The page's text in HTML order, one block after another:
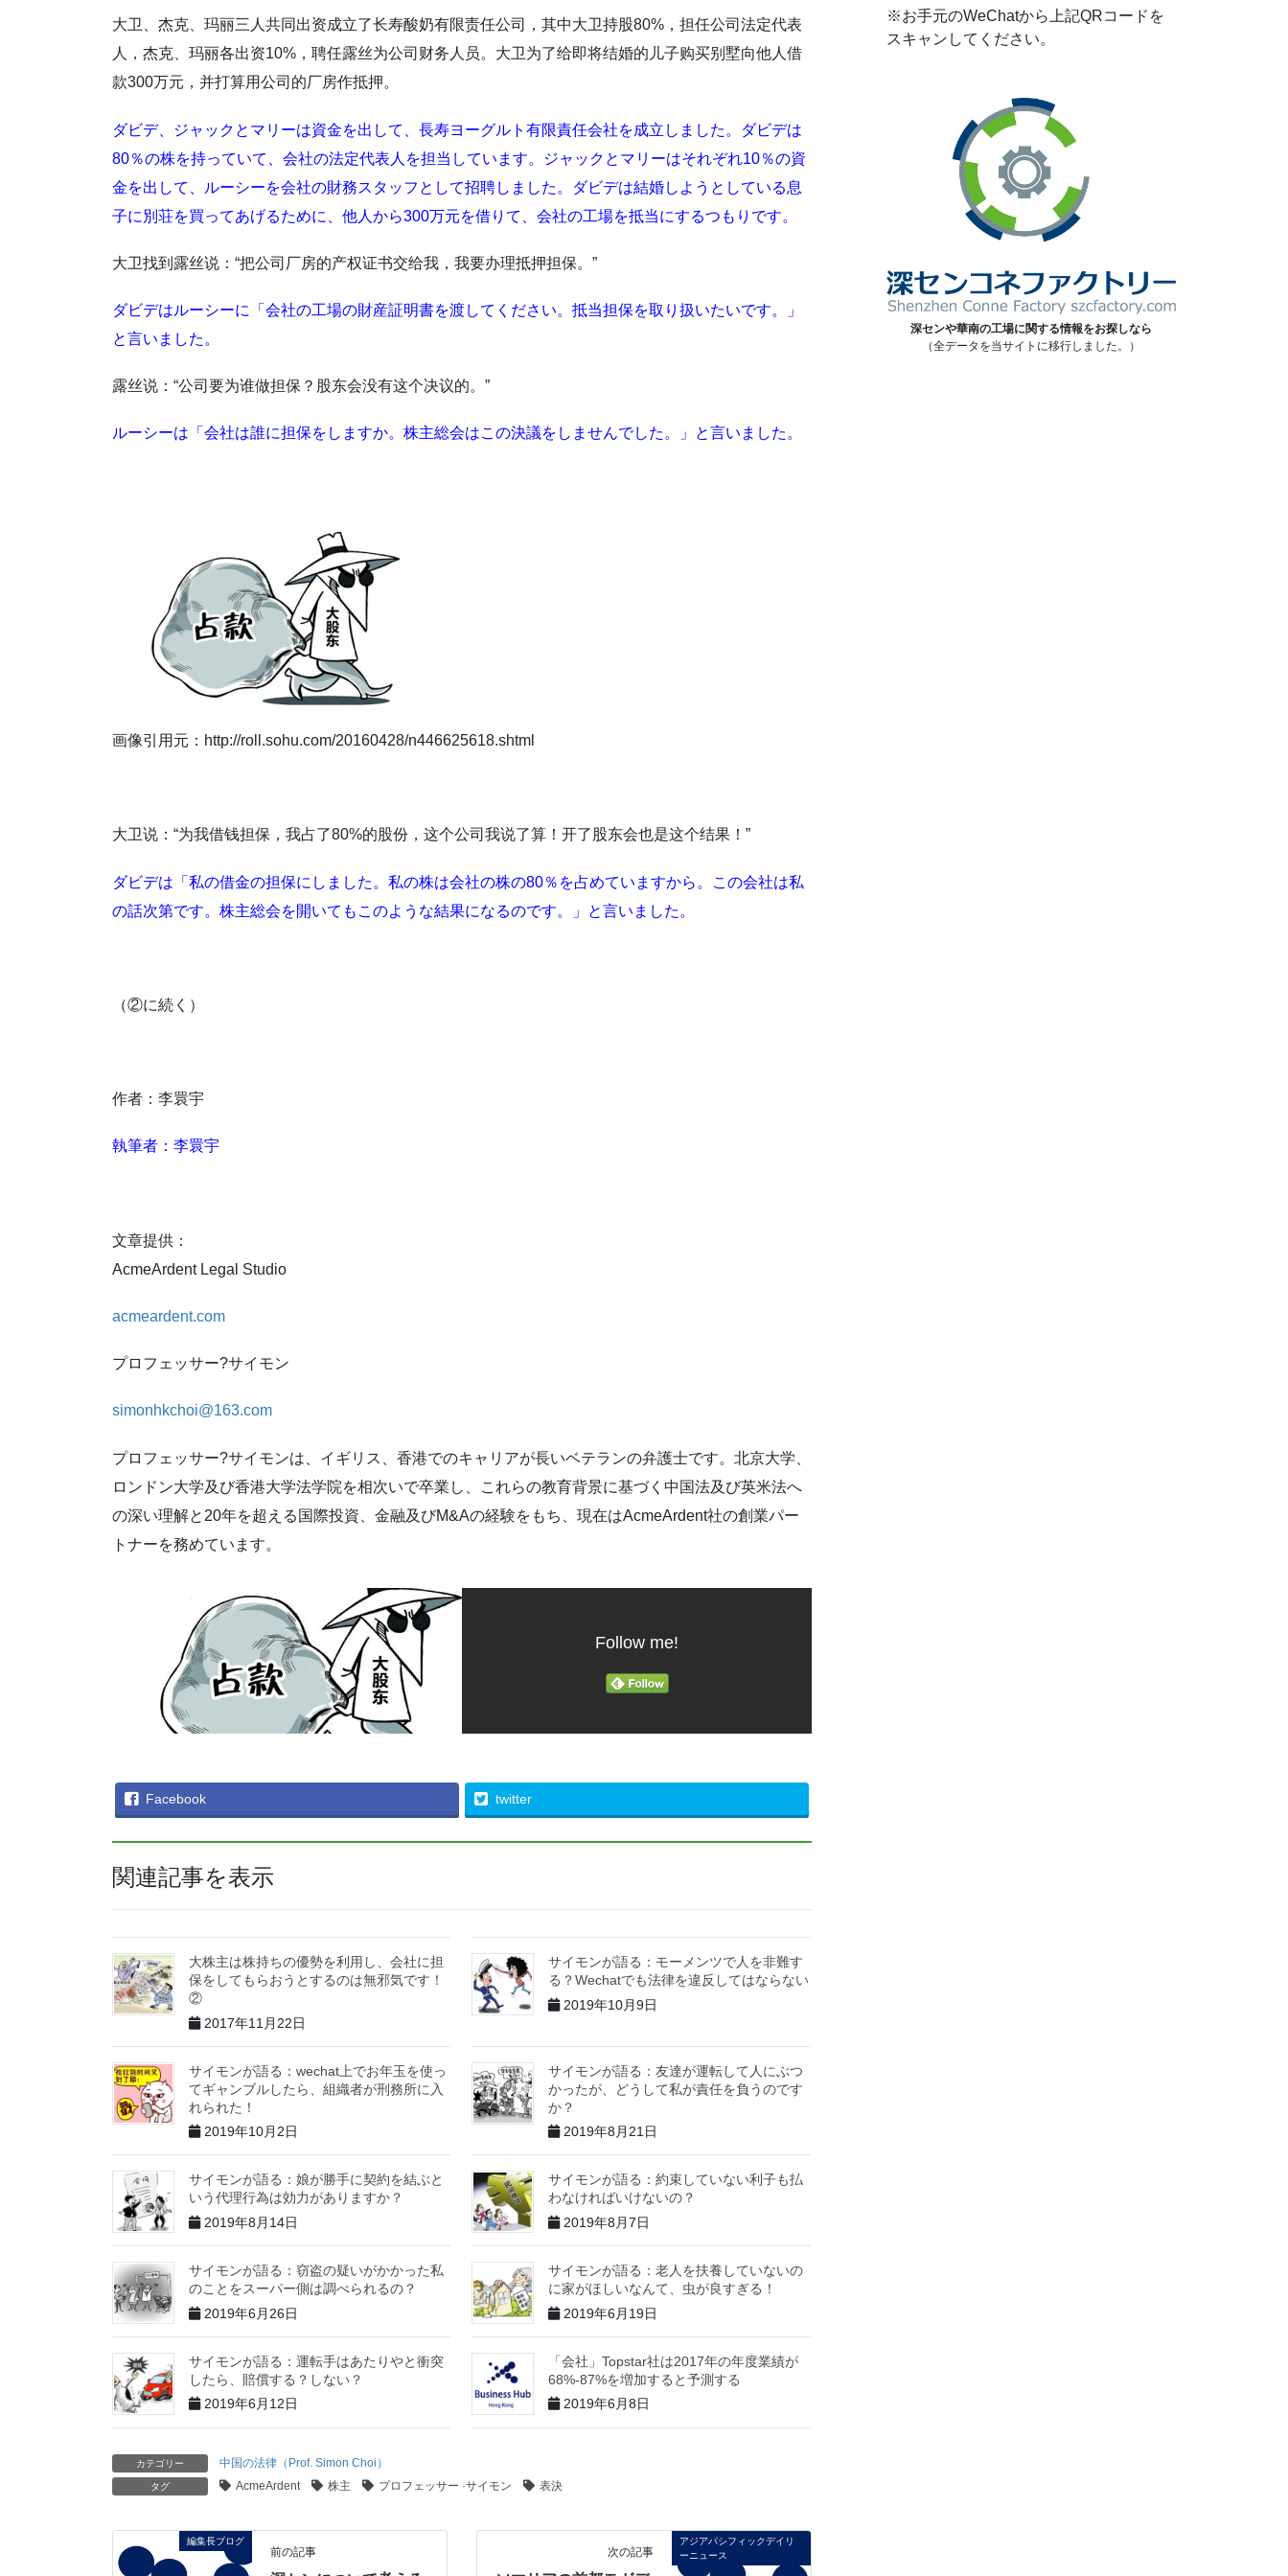
大卫、杰克、玛丽三人共同出资成立了长寿酸奶有限责任公司，其中大卫持股80%，担任公司法定代表
人，杰克、玛丽各出资10%，聘任露丝为公司财务人员。大卫为了给即将结婚的儿子购买别墅向他人借
款300万元，并打算用公司的厂房作抵押。
ダビデ、ジャックとマリーは資金を出して、長寿ヨーグルト有限責任会社を成立しました。ダビデは
80％の株を持っていて、会社の法定代表人を担当しています。ジャックとマリーはそれぞれ10％の資
金を出して、ルーシーを会社の財務スタッフとして招聘しました。ダビデは結婚しようとしている息
子に別荘を買ってあげるために、他人から300万元を借りて、会社の工場を抵当にするつもりです。
大卫找到露丝说：“把公司厂房的产权证书交给我，我要办理抵押担保。”
ダビデはルーシーに「会社の工場の財産証明書を渡してください。抵当担保を取り扱いたいです。」
と言いました。
露丝说：“公司要为谁做担保？股东会没有这个决议的。”
ルーシーは「会社は誰に担保をしますか。株主総会はこの決議をしませんでした。」と言いました。
画像引用元：http://roll.sohu.com/20160428/n446625618.shtml
大卫说：“为我借钱担保，我占了80%的股份，这个公司我说了算！开了股东会也是这个结果！”
ダビデは「私の借金の担保にしました。私の株は会社の株の80％を占めていますから。この会社は私
の話次第です。株主総会を開いてもこのような結果になるのです。」と言いました。
（②に続く）
作者：李睘宇
執筆者：李睘宇
文章提供：
AcmeArdent Legal Studio
acmeardent.com
プロフェッサー?サイモン
simonhkchoi@163.com
プロフェッサー?サイモンは、イギリス、香港でのキャリアが長いベテランの弁護士です。北京大学、
ロンドン大学及び香港大学法学院を相次いで卒業し、これらの教育背景に基づく中国法及び英米法へ
の深い理解と20年を超える国際投資、金融及びM&Aの経験をもち、現在はAcmeArdent社の創業パー
トナーを務めています。
Follow me!
Facebook twitter
関連記事を表示
大株主は株持ちの優勢を利用し、会社に担
保をしてもらおうとするのは無邪気です！
②
2017年11月22日
サイモンが語る：モーメンツで人を非難す
る？Wechatでも法律を違反してはならない
2019年10月9日
サイモンが語る：wechat上でお年玉を使っ
てギャンブルしたら、組織者が刑務所に入
れられた！
2019年10月2日
サイモンが語る：友達が運転して人にぶつ
かったが、どうして私が責任を負うのです
か？
2019年8月21日
サイモンが語る：娘が勝手に契約を結ぶと
いう代理行為は効力がありますか？
2019年8月14日
サイモンが語る：約束していない利子も払
わなければいけないの？
2019年8月7日
サイモンが語る：窃盗の疑いがかかった私
のことをスーパー側は調べられるの？
2019年6月26日
サイモンが語る：老人を扶養していないの
に家がほしいなんて、虫が良すぎる！
2019年6月19日
サイモンが語る：運転手はあたりやと衝突
したら、賠償する？しない？
2019年6月12日
「会社」Topstar社は2017年の年度業績が
68%-87%を増加すると予測する
2019年6月8日
カテゴリー 中国の法律（Prof. Simon Choi）
タグ AcmeArdent 株主 プロフェッサー ·サイモン 表決
編集長ブログ
前の記事
アジアパシフィックデイリ
ーニュース
次の記事
※お手元のWeChatから上記QRコードを
スキャンしてください。
深センや華南の工場に関する情報をお探しなら
（全データを当サイトに移行しました。）